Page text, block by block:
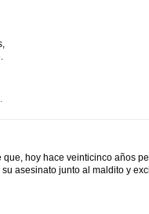
que, hoy hace veinticinco años
asesinato junto al maldito y